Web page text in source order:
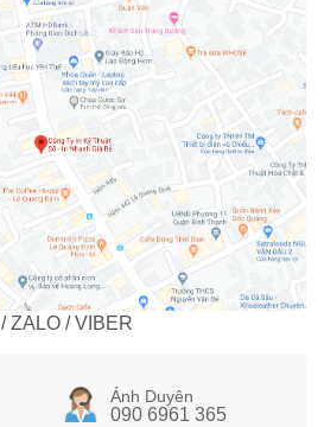
ZALO / VIBER
Ánh Duyên
090 6961 365